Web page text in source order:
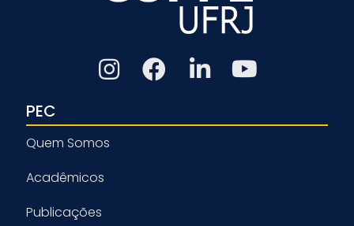
PEC
Quem Somos
Acadêmicos
Publicações